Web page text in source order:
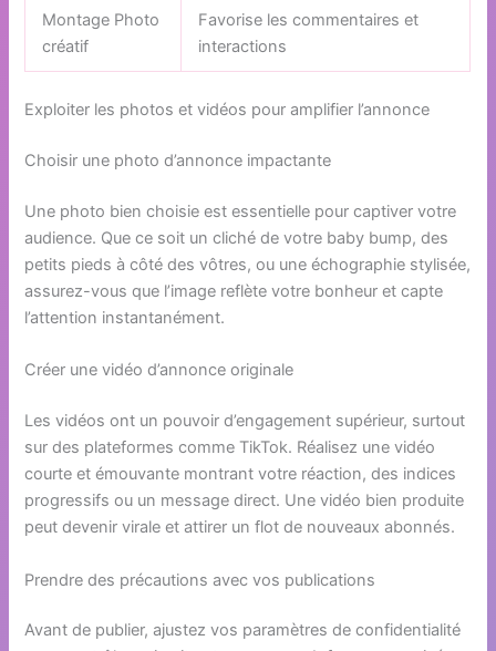
Montage Photo
créatif
Favorise les commentaires et
interactions
Exploiter les photos et vidéos pour amplifier l’annonce
Choisir une photo d’annonce impactante
Une photo bien choisie est essentielle pour captiver votre
audience. Que ce soit un cliché de votre baby bump, des
petits pieds à côté des vôtres, ou une échographie stylisée,
assurez-vous que l’image reflète votre bonheur et capte
l’attention instantanément.
Créer une vidéo d’annonce originale
Les vidéos ont un pouvoir d’engagement supérieur, surtout
sur des plateformes comme TikTok. Réalisez une vidéo
courte et émouvante montrant votre réaction, des indices
progressifs ou un message direct. Une vidéo bien produite
peut devenir virale et attirer un flot de nouveaux abonnés.
Prendre des précautions avec vos publications
Avant de publier, ajustez vos paramètres de confidentialité